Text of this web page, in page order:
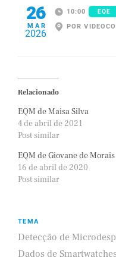
26
MAR
2026
10:00 EQE
POR
Relacionado
EQM de Maisa Silva
4 de abril de 2021
Post similar
EQM de Giovane de Morais
16 de abril de 2020
Post similar
TEMA
Detecção de
Dados de